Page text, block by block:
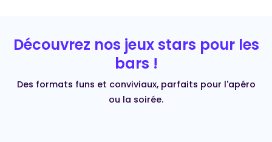
Découvrez nos jeux stars pour les
bars !
Des formats funs et conviviaux, parfaits pour l'apéro
ou la soirée.